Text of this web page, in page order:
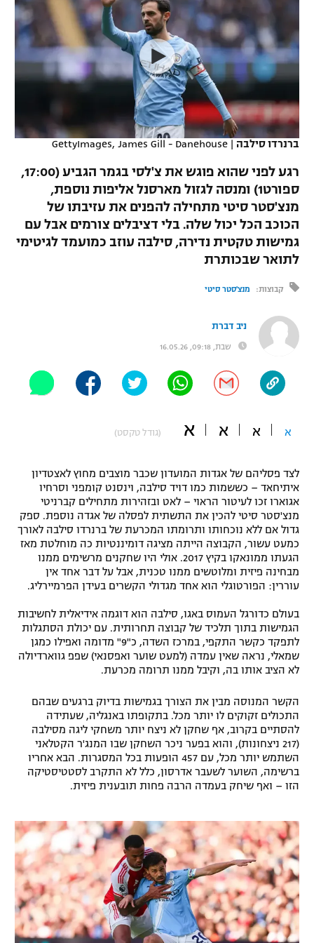
VOD
תוצאות
לוח שידורים
ברחבה
"מעל הליגה" – פודקאסט
"מחצית בשכונה" – פודקאסט
משתתפים וזוכים בפרסים
תקנון משתתפים וזוכים בפרסים
תקנון עבור פעילות ספורט 1 – "מרלן"
טניס
גיימינג E-Sports
תנאי שימוש
מדיניות פרטיות
תקנון פעילות ספורט 1
רשיון להקרנה פומבית לבית עסק
לוח דרושים – ג'ובנט
תגיות
המגזין
נבחרת ישראל
מכבי חיפה
בית"ר ירושלים
מכבי תל אביב
הפועל תל אביב
הפועל חיפה
הפועל באר שבע
מכבי נתניה
בני יהודה
ליגה ספרדית
ליגה איטלקית
ליגה צרפתית
ליגה הולנדית
ליגה טורקית
ליגה סינית
ליגות נוספות
כדורסל נשים
מכבי תל אביב
הפועל חולון
הפועל ירושלים
דני אבדיה
יורוליג
יורוקאפ
טניס
כדוריד
כדורעף
שחייה
ג'ודו
אגרוף
ספורט אולימפי
אופניים
ספורט מוטורי
בייסבול MLB
ספורט אתגרי ואקסטרים
אומנויות לחימה
גיימינג E-Sports
ברנרדו סילבה |
GettyImages, James Gill - Danehouse
רגע לפני שהוא פוגש את צ'לסי בגמר הגביע (17:00,
ספורט1) ומנסה לגזול מארסנל אליפות נוספת,
מנצ'סטר סיטי מתחילה להפנים את עזיבתו של
הכוכב הכל יכול שלה. בלי דציבלים צורמים אבל עם
גמישות טקטית נדירה, סילבה עוזב כמועמד לגיטימי
לתואר שבכותרת
קבוצות: מנצ'סטר סיטי
ניב דברת
שבת, 09:18, 16.05.26
א א א א (גודל טקסט)
לצד פסליהם של אגדות המועדון שכבר מוצבים מחוץ לאצטדיון
איתיחאד – כששמות כמו דויד סילבה, וינסנט קומפני וסרחיו
אגוארו זכו לעיטור הראוי – לאט ובזהירות מתחילים קברניטי
מנצ'סטר סיטי להכין את התשתית לפסלה של אגדה נוספת. ספק
גדול אם ללא נוכחותו ותרומתו המכרעת של ברנרדו סילבה לאורך
כמעט עשור, הקבוצה הייתה מציגה דומיננטיות כה מוחלטת מאז
הגעתו ממונאקו בקיץ 2017. אולי היו שחקנים מרשימים ממנו
מבחינה פיזית ומלוטשים ממנו טכנית, אבל על דבר אחד אין
עוררין: הפורטוגלי הוא אחד מגדולי הקשרים בעידן הפרמיירליג.
בעולם כדורגל העמוס באגו, סילבה הוא דוגמה אידיאלית לחשיבות
הגמישות בתוך תלכיד של קבוצה תחרותית. עם יכולת הסתגלות
לתפקד כקשר התקפי, במרכז השדה, כ"9" מדומה ואפילו כמגן
שמאלי, נראה שאין עמדה (למעט שוער ואפסנאי) שפפ גווארדיולה
לא הציב אותו בה, וקיבל ממנו תרומה מכרעת.
הקשר המנוסה מבין את הצורך בגמישות בדיוק ברגעים שבהם
התכולים זקוקים לו יותר מכל. בתקופתו באנגליה, שעתידה
להסתיים בקרוב, אף שחקן לא ניצח יותר משחקי ליגה מסילבה
(217 ניצחונות), והוא בפער ניכר השחקן שבו המנג'ר הקטלאני
השתמש יותר מכל, עם 457 הופעות בכל המסגרות. הבא אחריו
ברשימה, השוער לשעבר אדרסון, כלל לא התקרב לסטטיסטיקה
הזו – ואף שיחק בעמדה הרבה פחות תובענית פיזית.